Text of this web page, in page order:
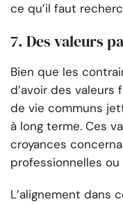
ce qu’il faut
7. Des valeurs
Bien que les
d’avoir des
de vie communs
à long terme. Ces
croyances
professionnelles ou
L’alignement dans